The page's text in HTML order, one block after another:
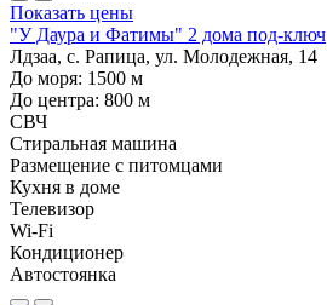
Показать цены
"У Даура и Фатимы" 2 дома под-ключ
Лдзаа, с. Рапица, ул. Молодежная, 14
До моря: 1500 м
До центра: 800 м
СВЧ
Стиральная машина
Размещение с питомцами
Кухня в доме
Телевизор
Wi-Fi
Кондиционер
Автостоянка